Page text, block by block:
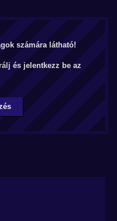
számára látható!
és jelentkezz be az